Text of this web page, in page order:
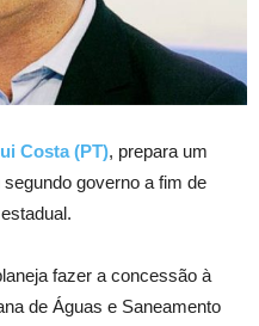
Costa (PT), prepara um
governo a fim de
fazer a concessão à
de Águas e Saneamento